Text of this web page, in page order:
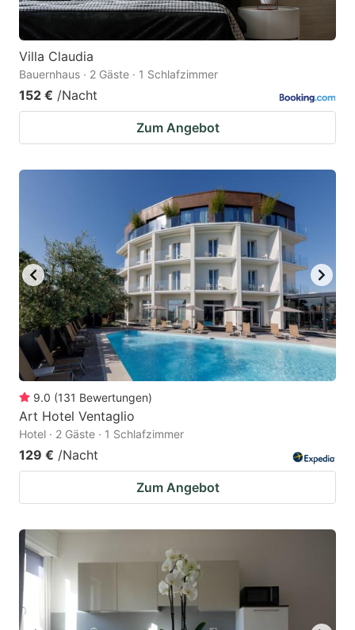
Villa Claudia
Bauernhaus · 2 Gäste · 1 Schlafzimmer
152 € /Nacht
Zum Angebot
9.0 (131 Bewertungen)
Art Hotel Ventaglio
Hotel · 2 Gäste · 1 Schlafzimmer
129 € /Nacht
Zum Angebot